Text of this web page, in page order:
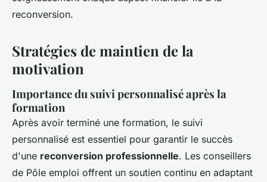
reconversion.
Stratégies de maintien de la
motivation
Importance du suivi personnalisé après la
formation
Après avoir terminé une formation, le suivi
personnalisé est essentiel pour garantir le succès
d'une reconversion professionnelle. Les conseillers
de Pôle emploi offrent un soutien continu en adaptant